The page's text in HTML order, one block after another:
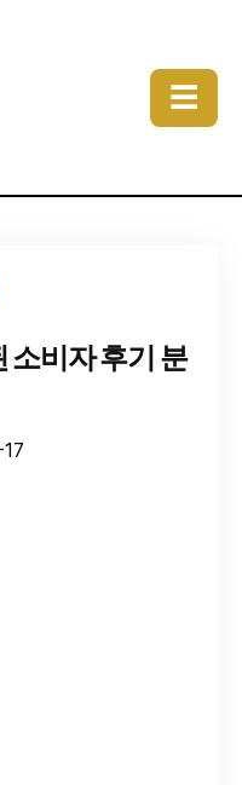
☰
소비자 후기 분